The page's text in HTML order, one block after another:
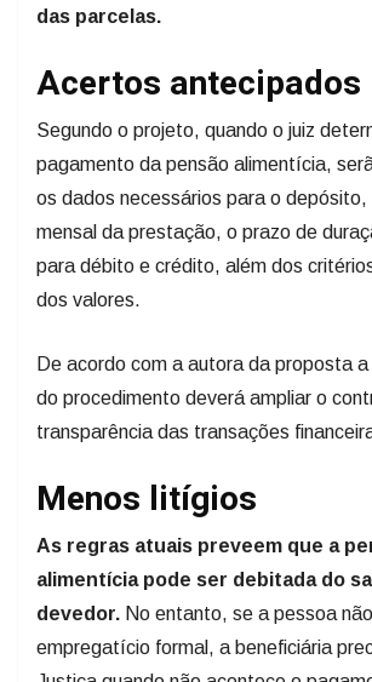
das parcelas.
Acertos antecipados
Segundo o projeto, quando o juiz
pagamento da pensão alimentícia,
os dados necessários para o depósito,
mensal da prestação, o prazo de
para débito e crédito, além dos
dos valores.
De acordo com a autora da proposta
do procedimento deverá ampliar o
transparência das transações
Menos litígios
As regras atuais preveem que a
alimentícia pode ser debitada do
devedor. No entanto, se a pessoa
empregatício formal, a beneficiária